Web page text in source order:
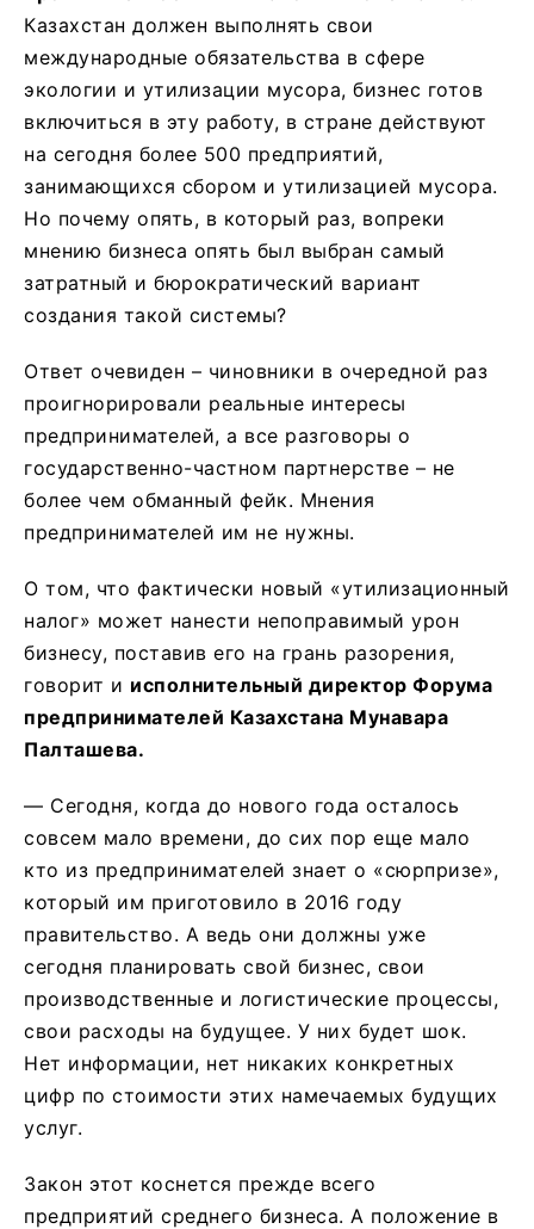
Казахстан должен выполнять свои
международные обязательства в сфере
экологии и утилизации мусора, бизнес готов
включиться в эту работу, в стране действуют
на сегодня более 500 предприятий,
занимающихся сбором и утилизацией мусора.
Но почему опять, в который раз, вопреки
мнению бизнеса опять был выбран самый
затратный и бюрократический вариант
создания такой системы?
Ответ очевиден – чиновники в очередной раз
проигнорировали реальные интересы
предпринимателей, а все разговоры о
государственно-частном партнерстве – не
более чем обманный фейк. Мнения
предпринимателей им не нужны.
О том, что фактически новый «утилизационный
налог» может нанести непоправимый урон
бизнесу, поставив его на грань разорения,
говорит и исполнительный директор Форума
предпринимателей Казахстана Мунавара
Палташева.
— Сегодня, когда до нового года осталось
совсем мало времени, до сих пор еще мало
кто из предпринимателей знает о «сюрпризе»,
который им приготовило в 2016 году
правительство. А ведь они должны уже
сегодня планировать свой бизнес, свои
производственные и логистические процессы,
свои расходы на будущее. У них будет шок.
Нет информации, нет никаких конкретных
цифр по стоимости этих намечаемых будущих
услуг.
Закон этот коснется прежде всего
предприятий среднего бизнеса. А положение в